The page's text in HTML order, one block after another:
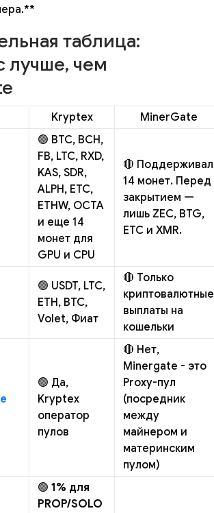
таблица:
лучше, чем
Kryptex MinerGate
🟢 BTC, BCH,
FB, LTC, RXD,
KAS, SDR,
ALPH, ETC,
ETHW, OCTA
и еще 14
монет для
GPU и CPU
🔴 Поддерживал
14 монет. Перед
закрытием —
лишь ZEC, BTG,
ETC и XMR.
🟢 USDT, LTC,
ETH, BTC,
Volet, Фиат
🔴 Только
криптовалютные
выплаты на
кошельки
🟢 Да,
Kryptex
оператор
пулов
🔴 Нет,
Minergate - это
Proxy-пул
(посредник
между
майнером и
материнским
пулом)
🟢 1% для
PROP/SOLO